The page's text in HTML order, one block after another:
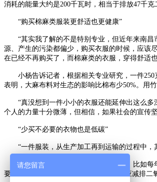
消耗的能量大约是200千瓦时，相当于排放47千
“购买棉麻类服装更舒适也更健康”
“其实我了解的不是特别专业，但近年来南昌
源、产生的污染都偏少，购买衣服的时候，应该
在已经不再购买了，而棉麻类的衣服，穿得舒适
小杨告诉记者，根据相关专业研究，一件250
表明，大麻布料对生态的影响比棉布少50%。用
“真没想到一件小小的衣服还能延伸出这么多
个人的力量十分微薄，但相信，如果社会的宣传
“少买不必要的衣物也是低碳”
“一件服装，从生产加工再到运输的过程中，其
“我觉得节约本身就是一种低碳行为，比如每
要的衣服，可节能约2.5千克标准煤，相应减排二
请您留言